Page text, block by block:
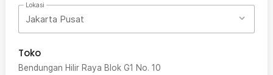
Lokasi
Jakarta Pusat
Toko
Bendungan Hilir Raya Blok G1 No. 10